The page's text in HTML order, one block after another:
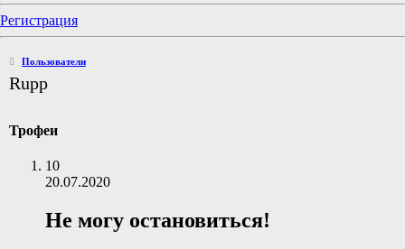
Регистрация
Пользователи
Rupp
Трофеи
10
20.07.2020
Не могу остановиться!